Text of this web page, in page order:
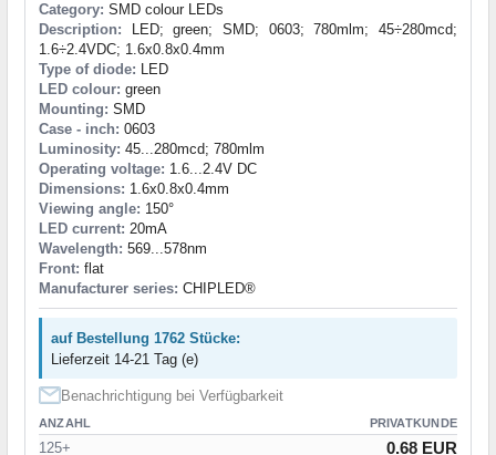
Category: SMD colour LEDs
Description: LED; green; SMD; 0603; 780mlm; 45÷280mcd;
1.6÷2.4VDC; 1.6x0.8x0.4mm
Type of diode: LED
LED colour: green
Mounting: SMD
Case - inch: 0603
Luminosity: 45...280mcd; 780mlm
Operating voltage: 1.6...2.4V DC
Dimensions: 1.6x0.8x0.4mm
Viewing angle: 150°
LED current: 20mA
Wavelength: 569...578nm
Front: flat
Manufacturer series: CHIPLED®
auf Bestellung 1762 Stücke:
Lieferzeit 14-21 Tag (e)
Benachrichtigung bei Verfügbarkeit
ANZAHL PRIVATKUNDE
125+ 0.68 EUR